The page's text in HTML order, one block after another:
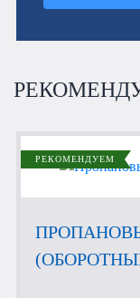
РЕКОМЕНДУЕМ